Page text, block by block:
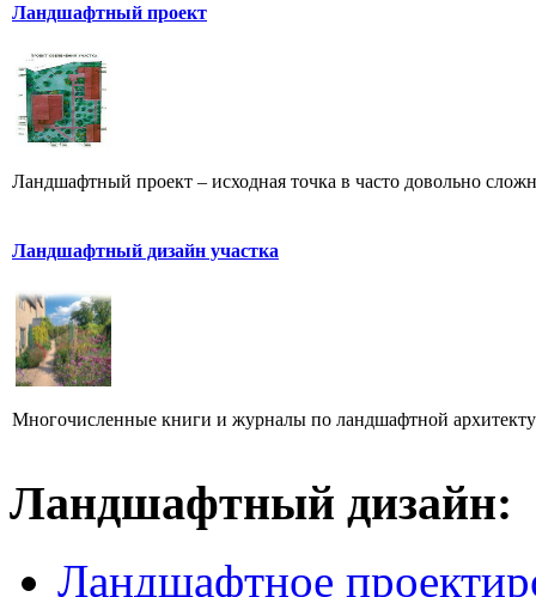
Ландшафтный проект
Ландшафтный проект – исходная точка в часто довольно
Ландшафтный дизайн участка
Многочисленные книги и журналы по ландшафтной
Ландшафтный дизайн:
Ландшафтное